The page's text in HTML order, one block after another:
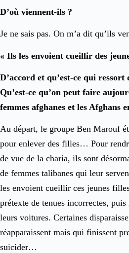
D’où viennent-ils ?
Je ne sais pas. On m’a dit qu’ils
« Ils les envoient cueillir des
D’accord et qu’est-ce qui ressort
Qu’est-ce qu’on peut faire
femmes afghanes et les Afghans
Au départ, le groupe Ben Marouf
pour enlever des filles… Pour
de vue de la charia, ils sont
de femmes talibanes qui leur
les envoient cueillir ces jeunes
prétexte de tenues incorrectes,
leurs voitures. Certaines
réapparaissent mais qui finissent
suicider…